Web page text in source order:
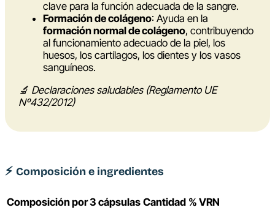
clave para la función adecuada de la sangre.
Formación de colágeno: Ayuda en la
formación normal de colágeno, contribuyendo
al funcionamiento adecuado de la piel, los
huesos, los cartílagos, los dientes y los vasos
sanguíneos.
🔬 Declaraciones saludables (Reglamento UE
Nº432/2012)
⚡ Composición e ingredientes
Composición por 3 cápsulas Cantidad % VRN